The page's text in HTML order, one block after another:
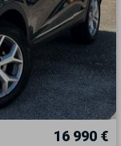
16 990 €